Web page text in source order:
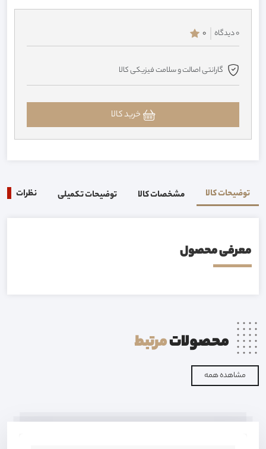
0 دیدگاه 0
گارانتی اصالت و سلامت فیزیکی کالا
خرید کالا
توضیحات کالا مشخصات کالا توضیحات تکمیلی نظرات
معرفی محصول
محصولاتمرتبط
مشاهده همه